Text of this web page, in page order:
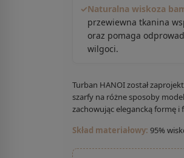
✓Naturalna wiskoza
przewiewna tkanina
oraz pomaga
wilgoci.
Turban HANOI został
szarfy na różne sposoby
zachowując elegancką formę i
Skład materiałowy: 95%